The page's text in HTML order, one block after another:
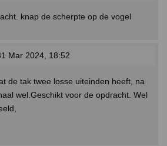
knap de scherpte op de vogel
Mar 2024, 18:52
de tak twee losse uiteinden heeft, na
wel.Geschikt voor de opdracht. Wel